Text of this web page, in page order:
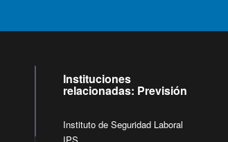
Instituciones
relacionadas: Previsión
Instituto de Seguridad Laboral
IPS